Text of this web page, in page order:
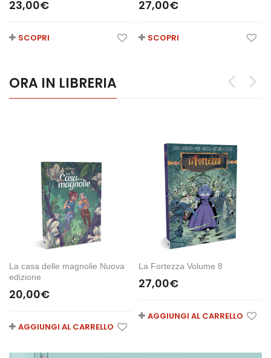
23,00€
SCOPRI
27,00€
SCOPRI
ORA IN LIBRERIA
La casa delle magnolie Nuova
edizione
20,00€
AGGIUNGI AL CARRELLO
La Fortezza Volume 8
27,00€
AGGIUNGI AL CARRELLO